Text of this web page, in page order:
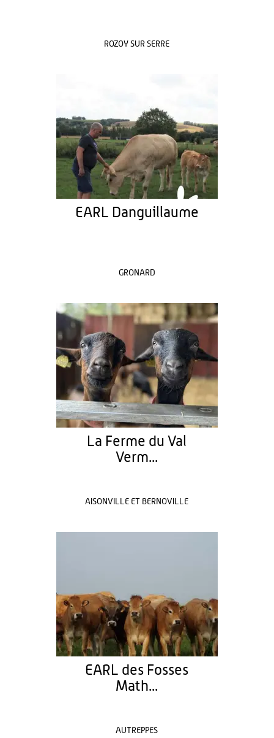
ROZOY SUR SERRE
EARL Danguillaume
GRONARD
La Ferme du Val
Verm...
AISONVILLE ET BERNOVILLE
EARL des Fosses
Math...
AUTREPPES